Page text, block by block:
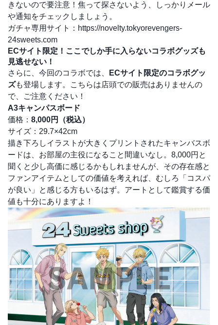
きないので要注意！焦って探さないよう、しっかりメール
や通知をチェックしましょう。
ガチャ専用サイト： https://novelty.tokyorevengers-
24sweets.com
ECサイト限定！ここでしか手に入らないコラボグッズも
見逃せない！
さらに、今回のコラボでは、
ECサイト限定のコラボグッ
ズも登場します。こちらは店頭での販売はありませんの
で、ご注意ください！
A3キャンパスボード
価格： 8,000円（税込）
サイズ：29.7×42cm
描き下ろしイラストが大きくプリントされたキャンバスボ
ードは、お部屋の主役になること間違いなし。8,000円と
聞くと少し高価に感じるかもしれませんが、その存在感と
ファンアイテムとしての価値を考えれば、むしろ「コスパ
が良い」と感じる方もいるはず。アートとして鑑賞する価
値も十分にありますよ！